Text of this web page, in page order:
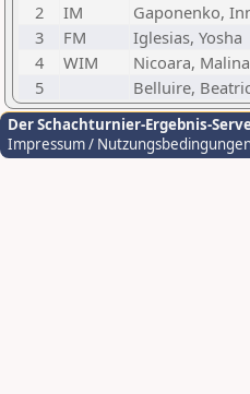
2
IM Gaponenko,
3
FM Iglesias, Yosha
4
WIM Nicoara, Malina
5
Belluire,
Der Schachturnier-Ergebnis-
Impressum /